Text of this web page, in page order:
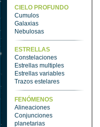
CIELO PROFUNDO
Cumulos
Galaxias
Nebulosas
ESTRELLAS
Constelaciones
Estrellas multiples
Estrellas variables
Trazos estelares
FENÓMENOS
Alineaciones
Conjunciones
planetarias